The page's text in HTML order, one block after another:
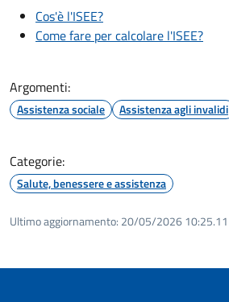
Cos'è l'ISEE?
Come fare per calcolare l'ISEE?
Argomenti:
Assistenza sociale Assistenza agli invalidi
Categorie:
Salute, benessere e assistenza
Ultimo aggiornamento: 20/05/2026 10:25.11